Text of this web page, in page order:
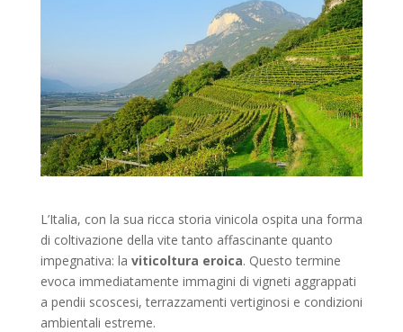
L’Italia, con la sua ricca storia vinicola ospita una forma
di coltivazione della vite tanto affascinante quanto
impegnativa: la viticoltura eroica. Questo termine
evoca immediatamente immagini di vigneti aggrappati
a pendii scoscesi, terrazzamenti vertiginosi e condizioni
ambientali estreme.